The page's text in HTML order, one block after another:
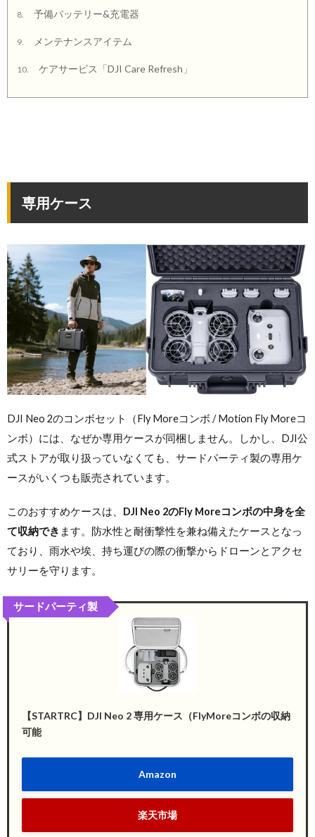
8. 予備バッテリー&充電器
9. メンテナンスアイテム
10. ケアサービス「DJI Care Refresh」
専用ケース
DJI Neo 2のコンボセット（Fly Moreコンボ / Motion Fly Moreコ
ンボ）には、なぜか専用ケースが同梱しません。しかし、DJI公
式ストアが取り扱っていなくても、サードパーティ製の専用ケ
ースがいくつも販売されています。
このおすすめケースは、 DJI Neo 2のFly Moreコンボの中身を全
て収納でき ます。防水性と耐衝撃性を兼ね備えたケースとなっ
ており、雨水や埃、持ち運びの際の衝撃からドローンとアクセ
サリーを守ります。
【STARTRC】DJI Neo 2 専用ケース（FlyMoreコンボの収納
可能
Amazon
楽天市場
サードパーティ製